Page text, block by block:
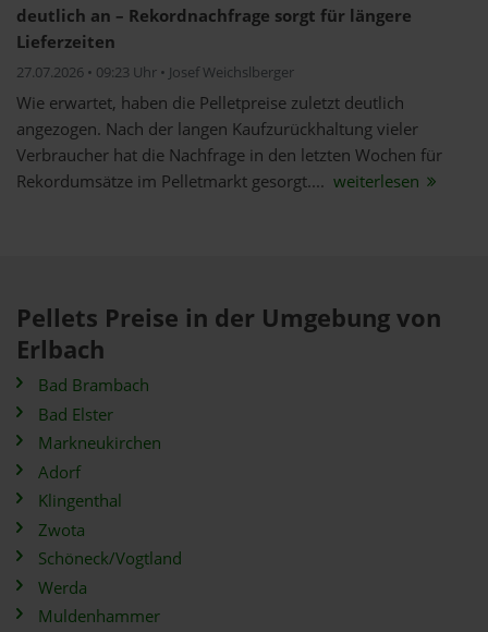
deutlich an – Rekordnachfrage sorgt für längere
Lieferzeiten
27.07.2026 • 09:23 Uhr • Josef Weichslberger
Wie erwartet, haben die Pelletpreise zuletzt deutlich
angezogen. Nach der langen Kaufzurückhaltung vieler
Verbraucher hat die Nachfrage in den letzten Wochen für
Rekordumsätze im Pelletmarkt gesorgt.... weiterlesen
Pellets Preise in der Umgebung von
Erlbach
Bad Brambach
Bad Elster
Markneukirchen
Adorf
Klingenthal
Zwota
Schöneck/Vogtland
Werda
Muldenhammer